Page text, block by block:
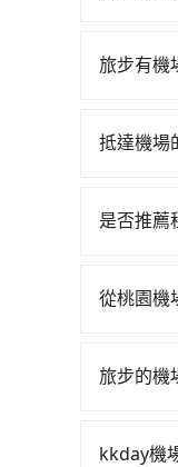
旅步有機
體驗。
抵達機場
軌系統，
價格，避
於您的預
是否推薦
轎車如
店，不然
從桃園機
到車，也
旅步的機
的，相比
kkday機